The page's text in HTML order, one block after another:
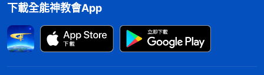
理肯定也多，有利于被成全；但如果不追求真理，敗
壞性情没有變化，就算做了帶領也不能蒙拯救，要是
憑敗壞性情作惡打岔攪擾教會工作，最終也會被顯明
淘汰。現在不管盡什麽本分都不决定人以後的結局歸
下載全能神教會App